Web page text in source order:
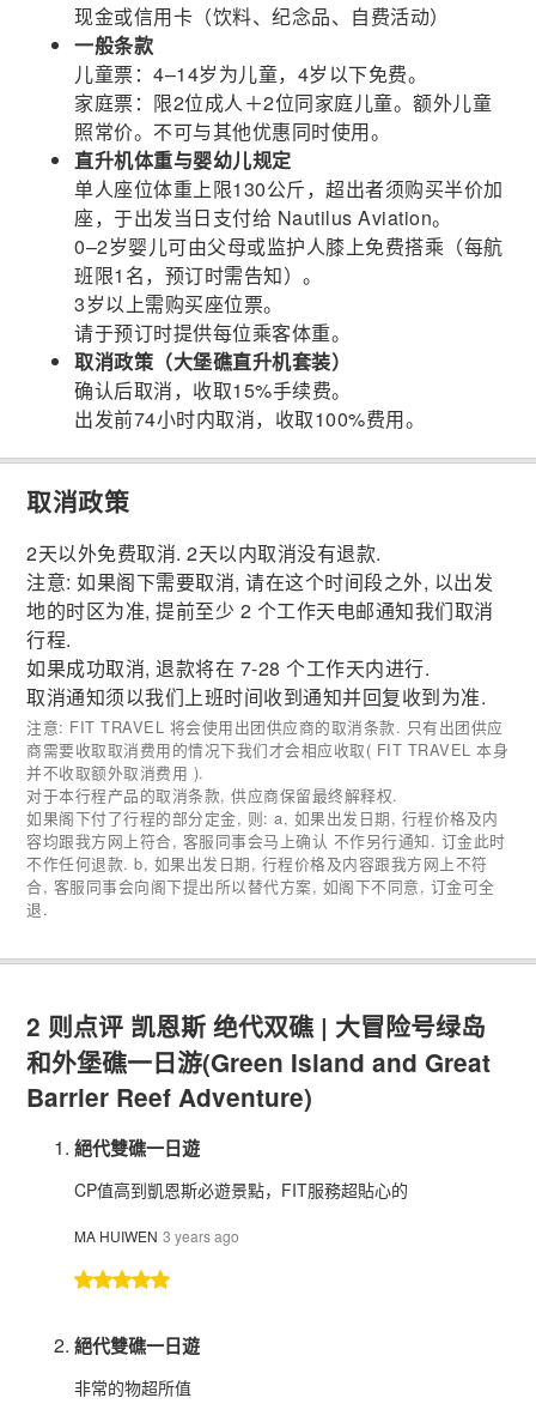
现金或信用卡（饮料、纪念品、自费活动）
一般条款
儿童票：4–14岁为儿童，4岁以下免费。
家庭票：限2位成人＋2位同家庭儿童。额外儿童
照常价。不可与其他优惠同时使用。
直升机体重与婴幼儿规定
单人座位体重上限130公斤，超出者须购买半价加
座，于出发当日支付给 Nautilus Aviation。
0–2岁婴儿可由父母或监护人膝上免费搭乘（每航
班限1名，预订时需告知）。
3岁以上需购买座位票。
请于预订时提供每位乘客体重。
取消政策（大堡礁直升机套装）
确认后取消，收取15%手续费。
出发前74小时内取消，收取100%费用。
取消政策
2天以外免费取消. 2天以内取消没有退款.
注意: 如果阁下需要取消, 请在这个时间段之外, 以出发
地的时区为准, 提前至少 2 个工作天电邮通知我们取消
行程.
如果成功取消, 退款将在 7-28 个工作天内进行.
取消通知须以我们上班时间收到通知并回复收到为准.
注意: FIT TRAVEL 将会使用出团供应商的取消条款. 只有出团供应
商需要收取取消费用的情况下我们才会相应收取( FIT TRAVEL 本身
并不收取额外取消费用 ).
对于本行程产品的取消条款, 供应商保留最终解释权.
如果阁下付了行程的部分定金, 则: a, 如果出发日期, 行程价格及内
容均跟我方网上符合, 客服同事会马上确认 不作另行通知. 订金此时
不作任何退款. b, 如果出发日期, 行程价格及内容跟我方网上不符
合, 客服同事会向阁下提出所以替代方案, 如阁下不同意, 订金可全
退.
2 则点评 凯恩斯 绝代双礁 | 大冒险号绿岛
和外堡礁一日游(Green Island and Great
Barrier Reef Adventure)
絕代雙礁一日遊
CP值高到凱恩斯必遊景點，FIT服務超貼心的
MA HUIWEN 3 years ago
絕代雙礁一日遊
非常的物超所值